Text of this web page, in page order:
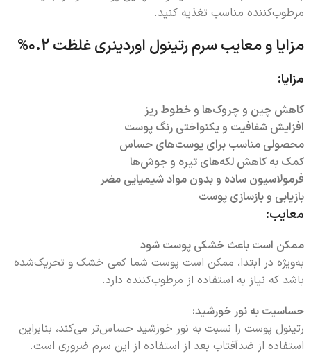
مرطوب‌کننده مناسب تغذیه کنید.
مزایا و معایب سرم رتینول اوردینری غلظت 0.2%
مزایا:
کاهش چین و چروک‌ها و خطوط ریز
افزایش شفافیت و یکنواختی رنگ پوست
محصولی مناسب برای پوست‌های حساس
کمک به کاهش لکه‌های تیره و جوش‌ها
فرمولاسیون ساده و بدون مواد شیمیایی مضر
بازیابی و بازسازی پوست
معایب:
ممکن است باعث خشکی پوست شود
به‌ویژه در ابتدا، ممکن است پوست شما کمی خشک و تحریک‌شده
باشد که نیاز به استفاده از مرطوب‌کننده دارد.
حساسیت به نور خورشید:
رتینول پوست را نسبت به نور خورشید حساس‌تر می‌کند، بنابراین
استفاده از ضدآفتاب بعد از استفاده از این سرم ضروری است.